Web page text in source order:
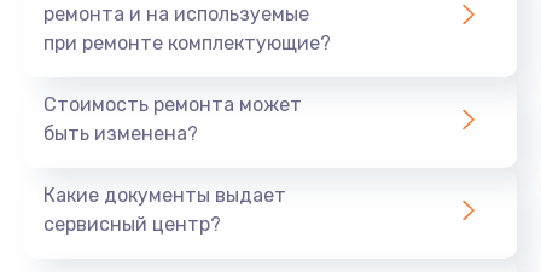
ремонта и на используемые
при ремонте комплектующие?
Стоимость ремонта может
быть изменена?
Какие документы выдает
сервисный центр?